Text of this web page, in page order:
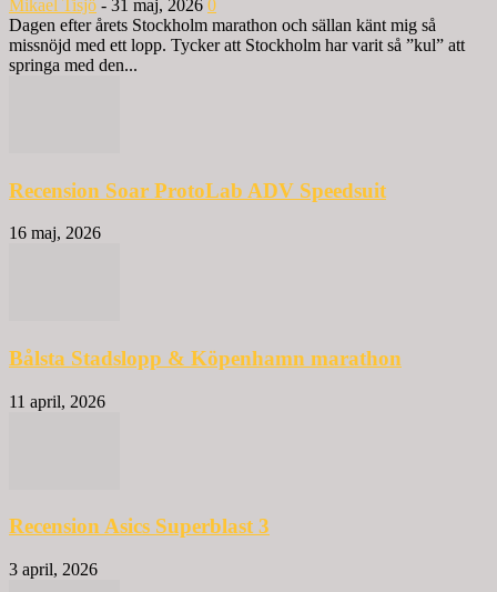
Mikael Tisjö - 31 maj, 2026 0
Dagen efter årets Stockholm marathon och sällan känt mig så
missnöjd med ett lopp. Tycker att Stockholm har varit så ”kul” att
springa med den...
Recension Soar ProtoLab ADV Speedsuit
16 maj, 2026
Bålsta Stadslopp & Köpenhamn marathon
11 april, 2026
Recension Asics Superblast 3
3 april, 2026